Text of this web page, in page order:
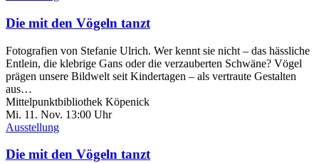
Die mit den Vögeln tanzt
Fotografien von Stefanie Ulrich. Wer kennt sie nicht – das hässliche
Entlein, die klebrige Gans oder die verzauberten Schwäne? Vögel
prägen unsere Bildwelt seit Kindertagen – als vertraute Gestalten
aus…
Mittelpunktbibliothek Köpenick
Mi. 11. Nov. 13:00 Uhr
Ausstellung
Die mit den Vögeln tanzt